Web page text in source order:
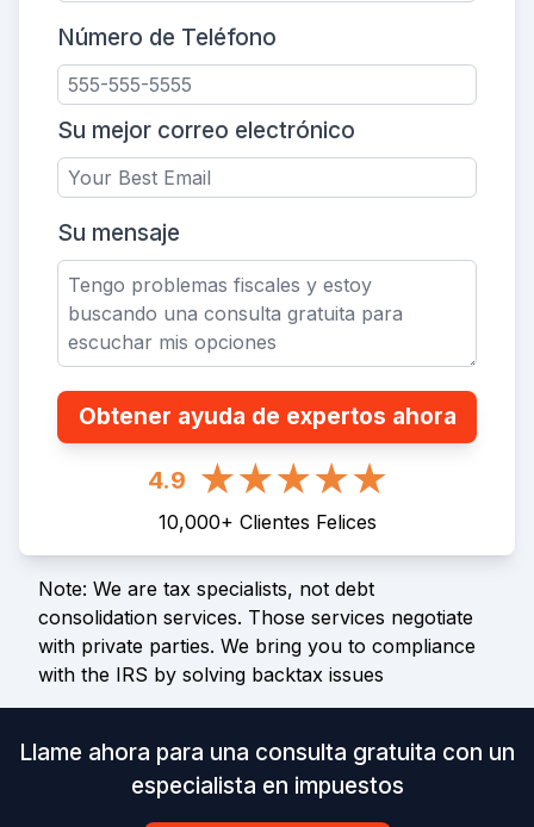
Número de Teléfono
Su mejor correo electrónico
Su mensaje
Obtener ayuda de expertos ahora
4.9
10,000+ Clientes Felices
Note: We are tax specialists, not debt
consolidation services. Those services negotiate
with private parties. We bring you to compliance
with the IRS by solving backtax issues
Llame ahora para una consulta gratuita con un
especialista en impuestos